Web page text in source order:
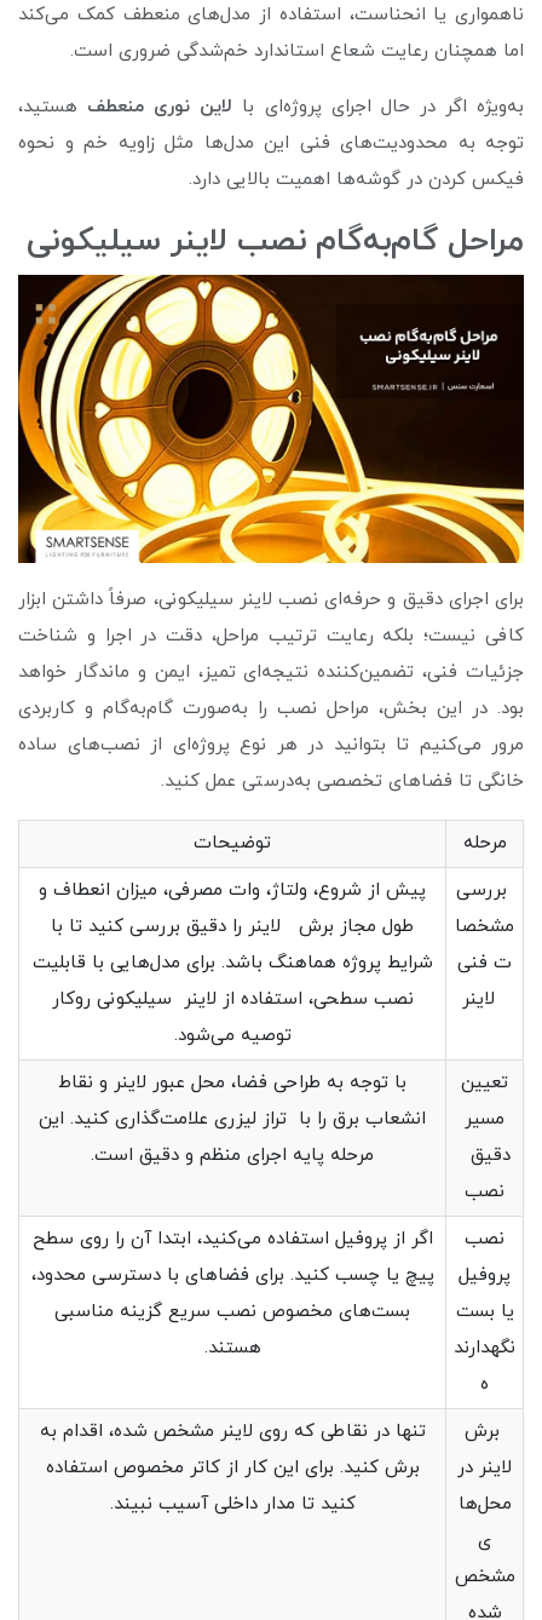
ناهمواری یا انحناست، استفاده از مدل‌های منعطف کمک می‌کند
اما همچنان رعایت شعاع استاندارد خم‌شدگی ضروری است.
به‌ویژه اگر در حال اجرای پروژه‌ای با لاین نوری منعطف هستید،
توجه به محدودیت‌های فنی این مدل‌ها مثل زاویه خم و نحوه
فیکس کردن در گوشه‌ها اهمیت بالایی دارد.
مراحل گام‌به‌گام نصب لاینر سیلیکونی
برای اجرای دقیق و حرفه‌ای نصب لاینر سیلیکونی، صرفاً داشتن ابزار
کافی نیست؛ بلکه رعایت ترتیب مراحل، دقت در اجرا و شناخت
جزئیات فنی، تضمین‌کننده نتیجه‌ای تمیز، ایمن و ماندگار خواهد
بود. در این بخش، مراحل نصب را به‌صورت گام‌به‌گام و کاربردی
مرور می‌کنیم تا بتوانید در هر نوع پروژه‌ای از نصب‌های ساده
خانگی تا فضاهای تخصصی به‌درستی عمل کنید.
مرحله
توضیحات
بررسی
مشخصا
ت فنی
لاینر
پیش از شروع، ولتاژ، وات مصرفی، میزان انعطاف و
طول مجاز برش لاینر را دقیق بررسی کنید تا با
شرایط پروژه هماهنگ باشد. برای مدل‌هایی با قابلیت
نصب سطحی، استفاده از لاینر سیلیکونی روکار
توصیه می‌شود.
تعیین
مسیر
دقیق
نصب
با توجه به طراحی فضا، محل عبور لاینر و نقاط
انشعاب برق را با تراز لیزری علامت‌گذاری کنید. این
مرحله پایه اجرای منظم و دقیق است.
نصب
پروفیل
یا بست
نگهدارند
ه
اگر از پروفیل استفاده می‌کنید، ابتدا آن را روی سطح
پیچ یا چسب کنید. برای فضاهای با دسترسی محدود،
بست‌های مخصوص نصب سریع گزینه مناسبی
هستند.
برش
لاینر در
محل‌ها
ی
مشخص‌
شده
تنها در نقاطی که روی لاینر مشخص شده، اقدام به
برش کنید. برای این کار از کاتر مخصوص استفاده
کنید تا مدار داخلی آسیب نبیند.